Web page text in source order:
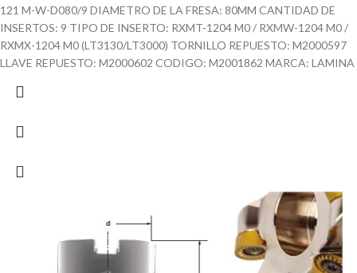
121 M-W-D080/9 DIAMETRO DE LA FRESA: 80MM CANTIDAD DE
INSERTOS: 9 TIPO DE INSERTO: RXMT-1204 M0 / RXMW-1204 M0 /
RXMX-1204 M0 (LT3130/LT3000) TORNILLO REPUESTO: M2000597
LLAVE REPUESTO: M2000602 CODIGO: M2001862 MARCA: LAMINA